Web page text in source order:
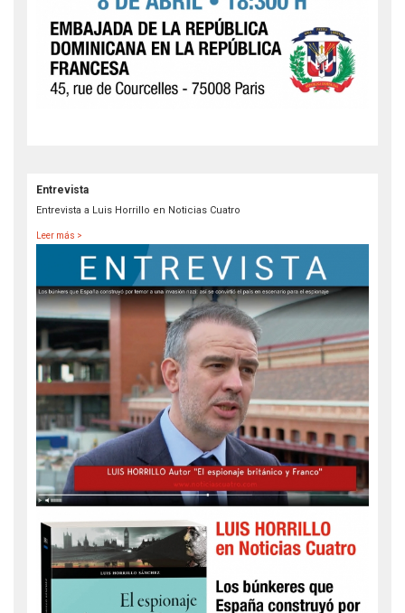
Entrevista
Entrevista a Luis Horrillo en Noticias Cuatro
Leer más >